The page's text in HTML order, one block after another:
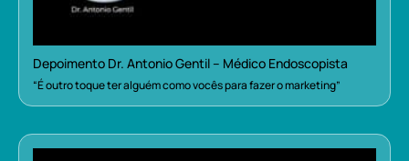
Depoimento Dr. Antonio Gentil – Médico Endoscopista
“É outro toque ter alguém como vocês para fazer o marketing”